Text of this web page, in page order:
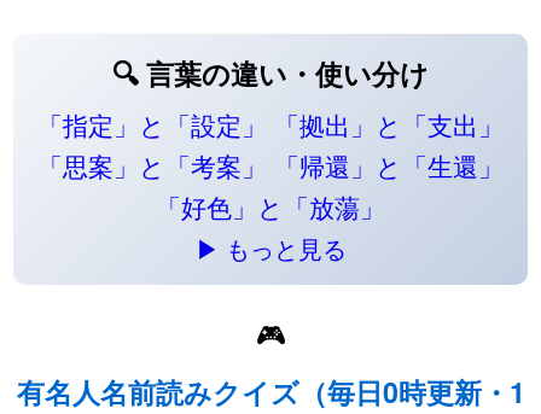
🔍 言葉の違い・使い分け
「指定」と「設定」
「拠出」と「支出」
「思案」と「考案」
「帰還」と「生還」
「好色」と「放蕩」
▶ もっと見る
🎮
有名人名前読みクイズ（毎日0時更新・1